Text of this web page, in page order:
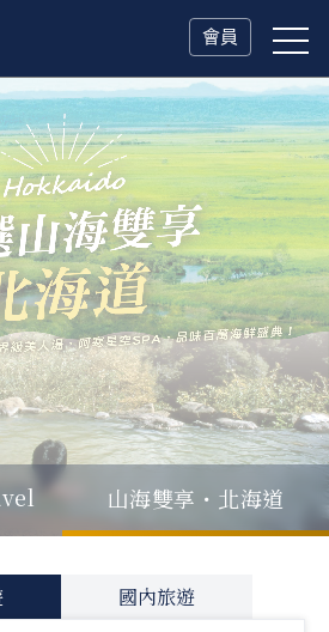
會員
雙享・北海道
國內旅遊